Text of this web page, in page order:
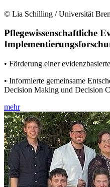
© Lia Schilling / Universität
Pflegewissenschaftliche
• Förderung einer
• Informierte gemeinsame
Decision Making und Decision
mehr